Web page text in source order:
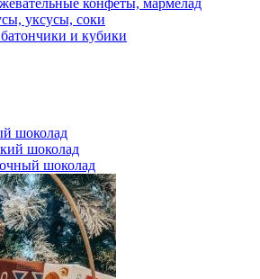
конфеты, мармелад
уксусы, соки
и кубики
шоколад
шоколад
шоколад